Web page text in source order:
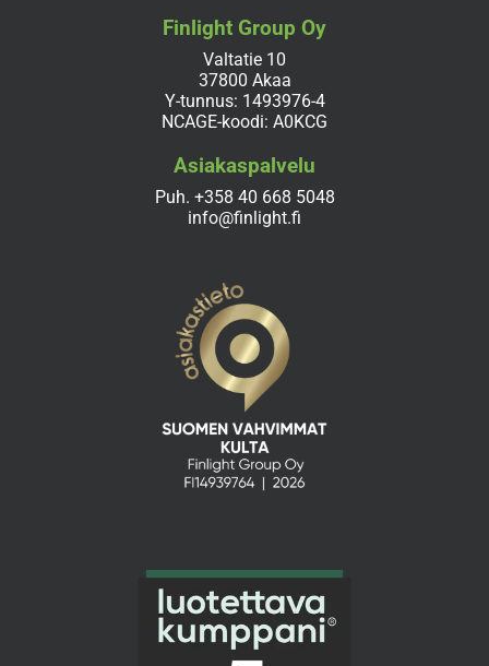
Finlight Group Oy
Valtatie 10
37800 Akaa
Y-tunnus: 1493976-4
NCAGE-koodi: A0KCG
Asiakaspalvelu
Puh. +358 40 668 5048
info@finlight.fi